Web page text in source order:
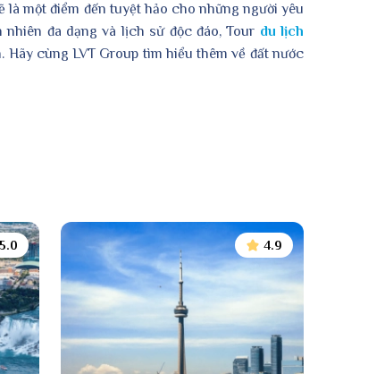
là một điểm đến tuyệt hảo cho những người yêu
đa dạng và lịch sử độc đáo, Tour du lịch
cùng LVT Group tìm hiểu thêm về đất nước
5.0 4.9